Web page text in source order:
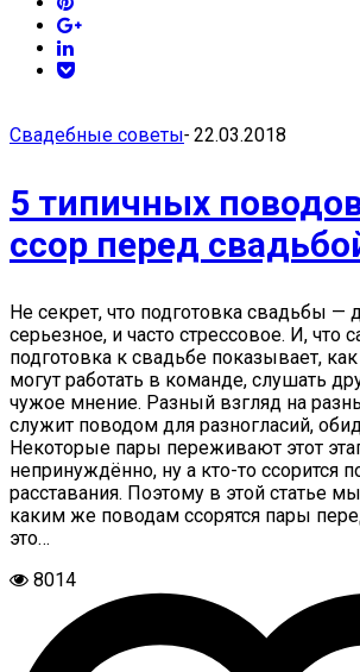
Свадебные советы- 22.03.2018
5 типичных
ссор перед
Не секрет, что подготовка свадьбы —
серьезное, и часто стрессовое. И, что
подготовка к свадьбе показывает,
могут работать в команде, слушать
чужое мнение. Разный взгляд на
служит поводом для разногласий,
Некоторые пары переживают этот
непринуждённо, ну а кто-то ссорится
расставания. Поэтому в этой статье
каким же поводам ссорятся пары
это…
8014